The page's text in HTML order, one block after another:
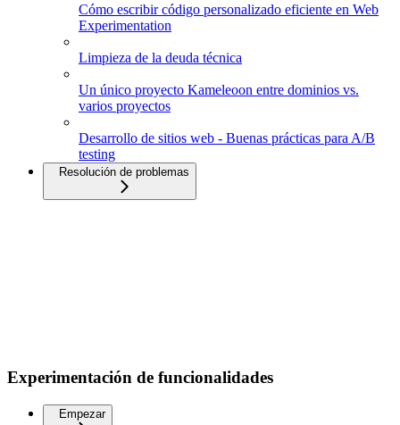
Cómo escribir código personalizado eficiente en Web
Experimentation
Limpieza de la deuda técnica
Un único proyecto Kameleoon entre dominios vs.
varios proyectos
Desarrollo de sitios web - Buenas prácticas para A/B
testing
Resolución de problemas
Experimentación de funcionalidades
Empezar